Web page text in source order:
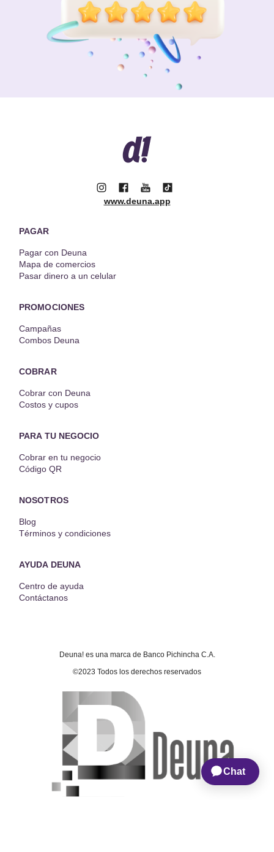
www.deuna.app
PAGAR
Pagar con Deuna
Mapa de comercios
Pasar dinero a un celular
PROMOCIONES
Campañas
Combos Deuna
COBRAR
Cobrar con Deuna
Costos y cupos
PARA TU NEGOCIO
Cobrar en tu negocio
Código QR
NOSOTROS
Blog
Términos y condiciones
AYUDA DEUNA
Centro de ayuda
Contáctanos
Deuna! es una marca de Banco Pichincha C.A.
©2023 Todos los derechos reservados